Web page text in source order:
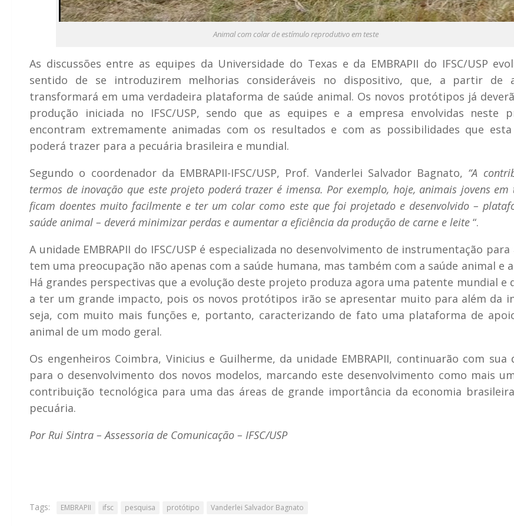
Animal com colar de estímulo reprodutivo em teste
As discussões entre as equipes da Universidade do Texas e da EMBRAPII do IFSC/USP
sentido de se introduzirem melhorias consideráveis no dispositivo, que, a partir de
transformará em uma verdadeira plataforma de saúde animal. Os novos protótipos já
produção iniciada no IFSC/USP, sendo que as equipes e a empresa envolvidas neste
encontram extremamente animadas com os resultados e com as possibilidades que esta
poderá trazer para a pecuária brasileira e mundial.
Segundo o coordenador da EMBRAPII-IFSC/USP, Prof. Vanderlei Salvador Bagnato, “A
termos de inovação que este projeto poderá trazer é imensa. Por exemplo, hoje, animais jovens em
ficam doentes muito facilmente e ter um colar como este que foi projetado e desenvolvido –
saúde animal – deverá minimizar perdas e aumentar a eficiência da produção de carne e leite “.
A unidade EMBRAPII do IFSC/USP é especializada no desenvolvimento de instrumentação para
tem uma preocupação não apenas com a saúde humana, mas também com a saúde animal e
Há grandes perspectivas que a evolução deste projeto produza agora uma patente mundial e
a ter um grande impacto, pois os novos protótipos irão se apresentar muito para além da
seja, com muito mais funções e, portanto, caracterizando de fato uma plataforma de
animal de um modo geral.
Os engenheiros Coimbra, Vinicius e Guilherme, da unidade EMBRAPII, continuarão com sua
para o desenvolvimento dos novos modelos, marcando este desenvolvimento como mais
contribuição tecnológica para uma das áreas de grande importância da economia
pecuária.
Por Rui Sintra – Assessoria de Comunicação – IFSC/USP
Tags: EMBRAPII ifsc pesquisa protótipo Vanderlei Salvador Bagnato